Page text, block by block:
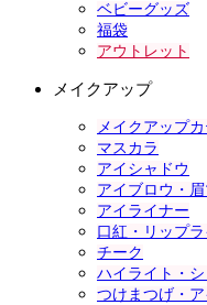
ベビーグッズ
福袋
アウトレット
メイクアップ
メイクアップ
マスカラ
アイシャドウ
アイブロウ・
アイライナー
口紅・リップ
チーク
ハイライト・
つけまつげ・